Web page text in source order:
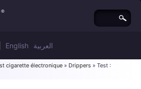
English العربية
cigarette électronique » Drippers » Test :